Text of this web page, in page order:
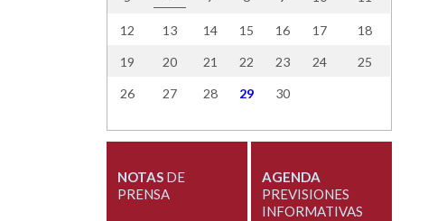
12 13 14 15 16 17 18
19 20 21 22 23 24 25
26 27 28 29 30
NOTASDE
PRENSA
AGENDA
PREVISIONES
INFORMATIVAS